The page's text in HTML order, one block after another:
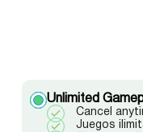
Unlimited
Cancel
Juegos